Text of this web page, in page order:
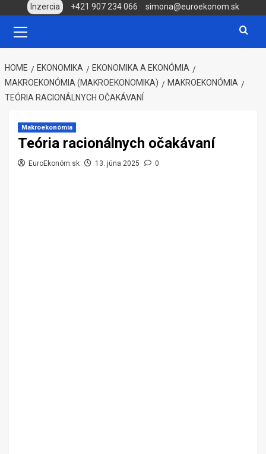
content
Inzercia +421 907 234 066
simona@euroekonom.sk
Menu
HOME EKONOMIKA
EKONOMIKA A EKONÓMIA
MAKROEKONÓMIA (MAKROEKONOMIKA)
MAKROEKONÓMIA
TEÓRIA RACIONÁLNYCH OČAKÁVANÍ
Makroekonómia
Teória racionálnych očakávaní
EuroEkonóm.sk 13. júna 2025 0